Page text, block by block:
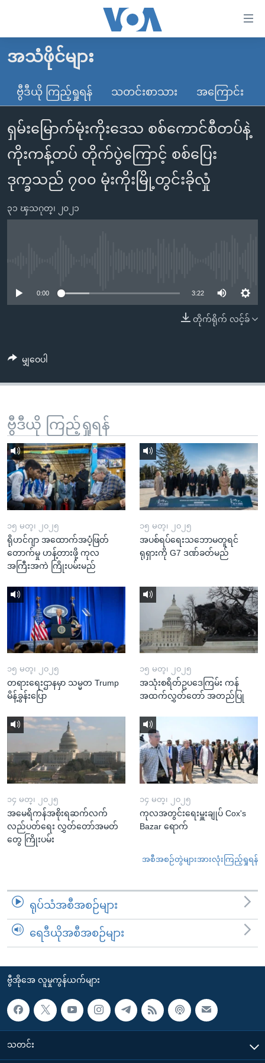
လွယ်ကူ
သည့်
Link
များ
ပင်မ
အကြောင်းအရာ
ကျော်
ကြည့်
ရှာဖွေ
နေရာ
သို့
ကျော်
ရန်
မူလစာမျက်နှာ
မြန်မာ
ကမ္ဘာ့သတင်းများ
နိုင်ငံတကာ
အမေရိကန်
အစ္စရေး-ပါလက်စတိုင်း
ဗွီဒီယို
သတင်းလွတ်လပ်ခွင့်
ရပ်ဝန်းတခု လမ်းတခု အလွန်
အင်္ဂလိပ်စာလေ့လာမယ်
အမေရိကန်သုံးအီဒီယံ
အပတ်စဉ်ကဏ္ဍများ
အသံဖိုင်များ
ဗွီဒီယို ကြည့်ရှုရန် သတင်းစာသား အကြောင်း
ရှမ်းမြောက်မုံးကိုးဒေသ စစ်ကောင်စီတပ်နဲ့
ကိုးကန့်တပ် တိုက်ပွဲကြောင့် စစ်ပြေး
ဒုက္ခသည် ၇၀၀ မုံးကိုးမြို့တွင်းခိုလှုံ
၃၁ ၾသဂုတ္၊ ၂၀၂၁
0:00 3:22
တိုက်ရိုက် လင့်ခ်
မျှဝေပါ
ဗွီဒီယို ကြည့်ရှုရန်
၁၅ မတ္၊ ၂၀၂၅
ရိုဟင်ဂျာ အထောက်အပံ့ဖြတ်
တောက်မှု ဟန့်တားဖို့ ကုလ
အကြီးအကဲ ကြိုးပမ်းမည်
၁၅ မတ္၊ ၂၀၂၅
အပစ်ရပ်ရေးသဘောမတူရင်
ရုရှားကို G7 ဒဏ်ခတ်မည်
၁၅ မတ္၊ ၂၀၂၅
တရားရေးဌာနမှာ သမ္မတ Trump
မိန့်ခွန်းပြော
၁၅ မတ္၊ ၂၀၂၅
အသုံးစရိတ်ဥပဒေကြမ်း ကန်
အထက်လွှတ်တော် အတည်ပြု
၁၄ မတ္၊ ၂၀၂၅
အမေရိကန်အစိုးရဆက်လက်
လည်ပတ်ရေး လွှတ်တော်အမတ်
တွေ ကြိုးပမ်း
၁၄ မတ္၊ ၂၀၂၅
ကုလအတွင်းရေးမှူးချုပ် Cox's
Bazar ရောက်
အစီအစဉ်တွဲများအားလုံးကြည့်ရှုရန်
ရုပ်သံအစီအစဉ်များ
ရေဒီယိုအစီအစဉ်များ
ဗွီအိုအေ လူမှုကွန်ယက်များ
သတင်း